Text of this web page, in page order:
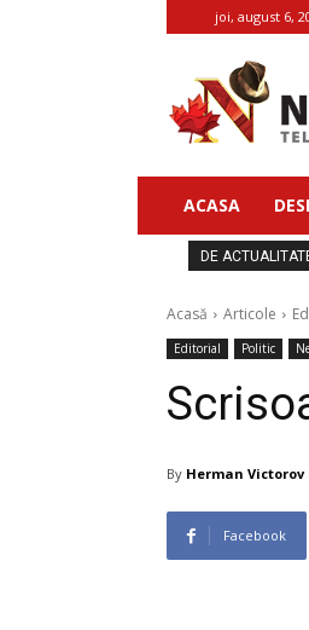
joi, august 6,
ACASA
DE
Acasă Articole
Editorial Politic
By Herman Victorov
Facebook